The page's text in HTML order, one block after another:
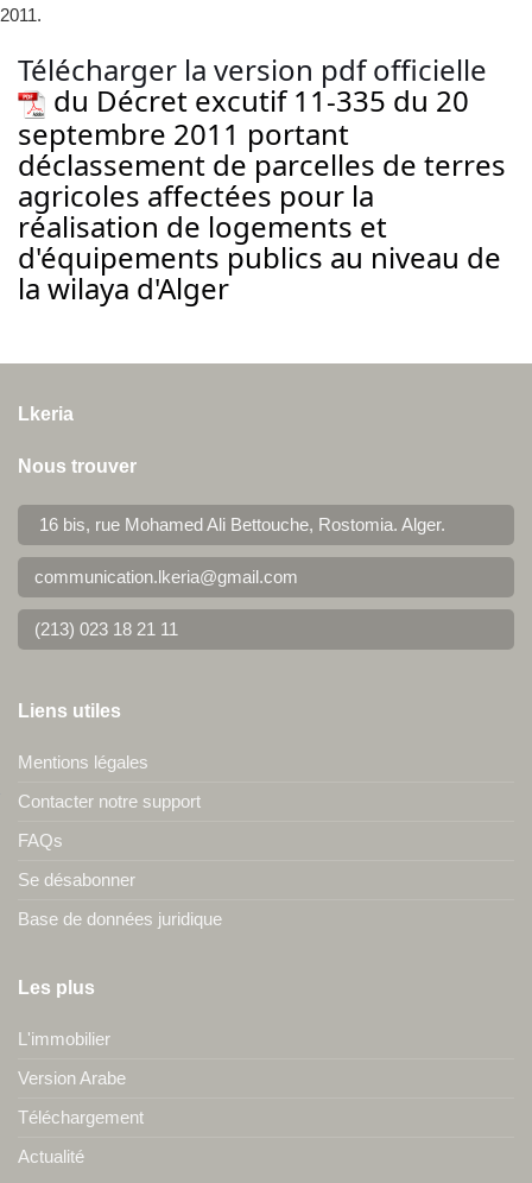
2011.
Télécharger la version pdf officielle
du Décret excutif 11-335 du 20
septembre 2011 portant
déclassement de parcelles de terres
agricoles affectées pour la
réalisation de logements et
d'équipements publics au niveau de
la wilaya d'Alger
Lkeria
Nous trouver
16 bis, rue Mohamed Ali Bettouche, Rostomia. Alger.
communication.lkeria@gmail.com
(213) 023 18 21 11
Liens utiles
Mentions légales
Contacter notre support
FAQs
Se désabonner
Base de données juridique
Les plus
L'immobilier
Version Arabe
Téléchargement
Actualité